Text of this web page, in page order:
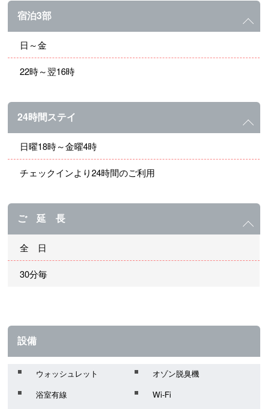
宿泊3部
日～金
22時～翌16時
24時間ステイ
日曜18時～金曜4時
チェックインより24時間のご利用
ご 延 長
全 日
30分毎
設備
ウォッシュレット
オゾン脱臭機
浴室有線
Wi-Fi